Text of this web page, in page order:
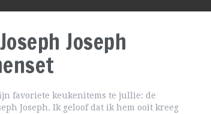
Joseph
favoriete keukenitems te jullie: de
Joseph. Ik geloof dat ik hem ooit kreeg